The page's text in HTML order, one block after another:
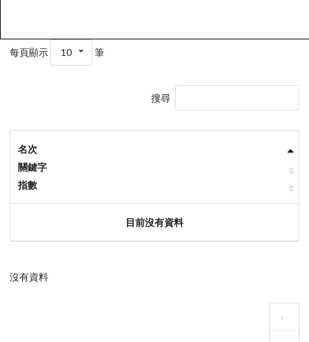
每頁顯示 10 筆
搜尋
名次
關鍵字
指數
目前沒有資料
沒有資料
‹